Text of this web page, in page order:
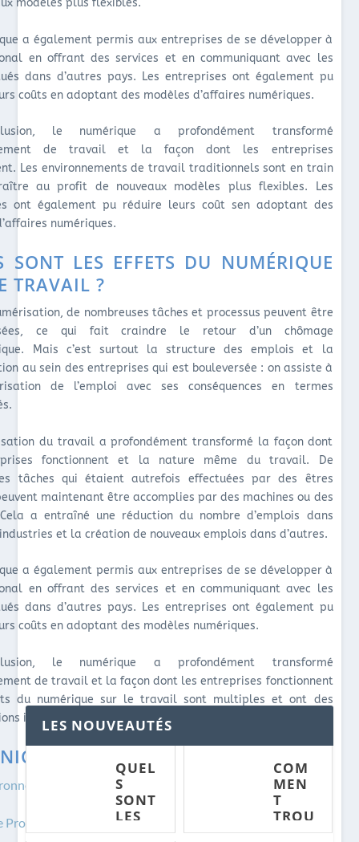
modèles plus flexibles.
a également permis aux entreprises de se développer à
en offrant des services et en communiquant avec les
dans d’autres pays. Les entreprises ont également pu
coûts en adoptant des modèles d’affaires numériques.
le numérique a profondément transformé
de travail et la façon dont les entreprises
Les environnements de travail traditionnels sont en train
au profit de nouveaux modèles plus flexibles. Les
ont également pu réduire leurs coût sen adoptant des
numériques.
SONT LES EFFETS DU NUMÉRIQUE
TRAVAIL ?
de nombreuses tâches et processus peuvent être
ce qui fait craindre le retour d’un chômage
Mais c’est surtout la structure des emplois et la
au sein des entreprises qui est bouleversée : on assiste à
de l’emploi avec ses conséquences en termes
du travail a profondément transformé la façon dont
fonctionnent et la nature même du travail. De
tâches qui étaient autrefois effectuées par des êtres
maintenant être accomplies par des machines ou des
a entraîné une réduction du nombre d’emplois dans
et la création de nouveaux emplois dans d’autres.
a également permis aux entreprises de se développer à
en offrant des services et en communiquant avec les
dans d’autres pays. Les entreprises ont également pu
coûts en adoptant des modèles numériques.
le numérique a profondément transformé
de travail et la façon dont les entreprises fonctionnent
du numérique sur le travail sont multiples et ont des
importantes sur l’économie et la société.
: QUESTIONS FRÉQUENTES
numérique de travail choisir?
Pronote est un ENT ?
LES NOUVEAUTÉS
QUEL
S
SONT
LES
AVAN
COM
MEN
T
TROU
VER